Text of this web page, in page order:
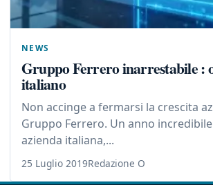
NEWS
Gruppo Ferrero inarrestabile :
italiano
Non accinge a fermarsi la crescita
Gruppo Ferrero. Un anno
azienda italiana,...
25 Luglio 2019Redazione O